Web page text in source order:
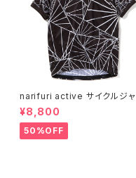
narifuri active サイクルジャ
ージ スプリット ( dazzle cam
o )
¥8,800
50%OFF